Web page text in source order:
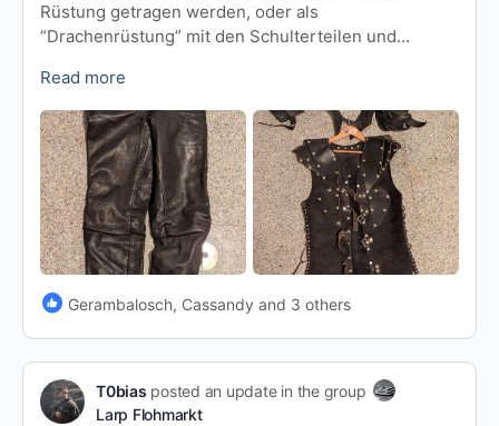
Rüstung getragen werden, oder als
“Drachenrüstung” mit den Schulterteilen und…
Read more
Gerambalosch, Cassandy and 3 others
T0bias posted an update in the group
Larp Flohmarkt